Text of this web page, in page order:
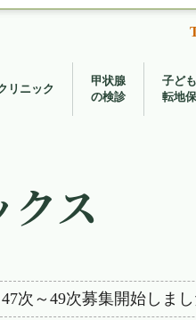
リニック
甲状腺
の検診
子ど
転地
クス
次～49次募集開始しまし